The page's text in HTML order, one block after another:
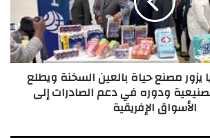
يزور مصنع حياة بالعين السخنة ويطلع
ودوره في دعم الصادرات إلى
الأسواق الإفريقية